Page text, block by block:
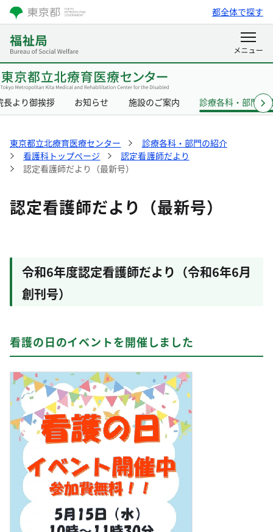
都全体で探す
長より御挨拶 お知らせ 施設のご案内 診療各科・部門の
東京都立北療育医療センター
診療各科・部門の紹介
看護科トップページ
認定看護師だより
認定看護師だより（最新号）
認定看護師だより（最新号）
令和6年度認定看護師だより（令和6年6月
創刊号）
看護の日のイベントを開催しました